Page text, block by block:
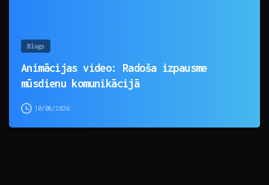
Blogs
Animācijas video: Radoša izpausme
mūsdienu komunikācijā
10/08/2026